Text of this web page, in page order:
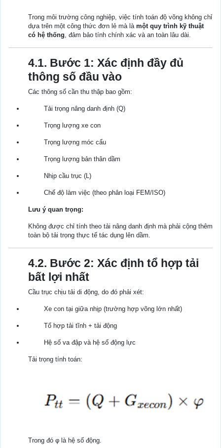
Trong môi trường công nghiệp, việc tính toán độ võng không chỉ
dựa trên một công thức đơn lẻ mà là một quy trình kỹ thuật
có hệ thống, đảm bảo tính chính xác và an toàn lâu dài.
4.1. Bước 1: Xác định đầy đủ
thông số đầu vào
Các thông số cần thu thập bao gồm:
Tải trọng nâng danh định (Q)
Trọng lượng xe con
Trọng lượng móc cẩu
Trọng lượng bản thân dầm
Nhịp cầu trục (L)
Chế độ làm việc (theo phân loại FEM/ISO)
Lưu ý quan trọng:
Không được chỉ tính theo tải nâng danh định mà phải cộng thêm
toàn bộ tải trọng thực tế tác dụng lên dầm.
4.2. Bước 2: Xác định tổ hợp tải
bất lợi nhất
Cầu trục chịu tải di động, do đó phải xét:
Xe con tại giữa nhịp (trường hợp võng lớn nhất)
Tổ hợp tải tĩnh + tải động
Hệ số va đập và hệ số động lực
Tải trọng tính toán:
Trong đó φ là hệ số động.